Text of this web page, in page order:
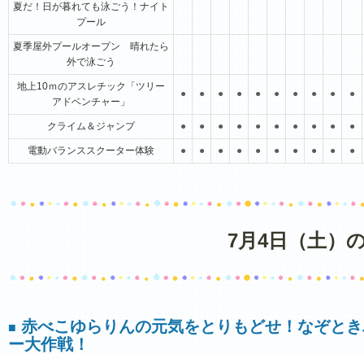
夏だ！日が暮れても泳ごう！ナイト
プール
夏季屋外プールオープン 晴れたら
外で泳ごう
地上10ｍのアスレチック「ツリー
アドベンチャー」
● ● ● ● ● ● ● ● ● ●
クライム＆ジャンプ ● ● ● ● ● ● ● ● ● ●
電動バランススクーター体験 ● ● ● ● ● ● ● ● ● ●
7月4日（土）
■ 赤べこゆらりんの元気をとりもどせ！なぞと
ー大作戦！